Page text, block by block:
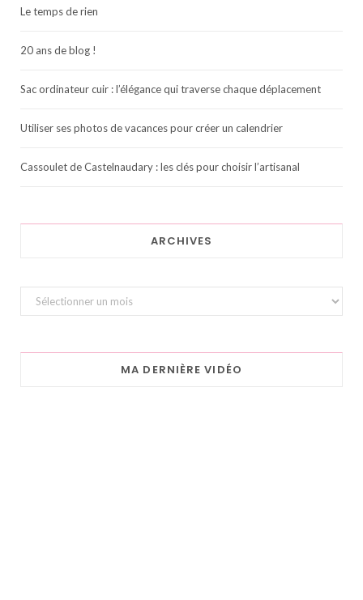
Le temps de rien
20 ans de blog !
Sac ordinateur cuir : l’élégance qui traverse chaque déplacement
Utiliser ses photos de vacances pour créer un calendrier
Cassoulet de Castelnaudary : les clés pour choisir l’artisanal
ARCHIVES
Archives
MA DERNIÈRE VIDÉO